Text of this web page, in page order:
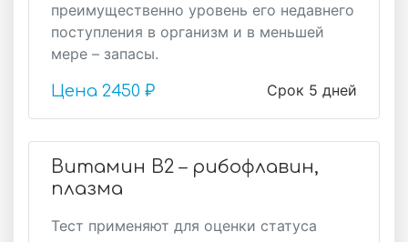
преимущественно уровень его недавнего
поступления в организм и в меньшей
мере – запасы.
Срок 5 дней
Цена 2450 ₽
Витамин В2 – рибофлавин,
плазма
Тест применяют для оценки статуса